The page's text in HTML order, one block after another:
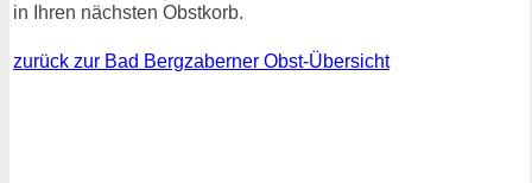
in Ihren nächsten Obstkorb.
zurück zur Bad Bergzaberner Obst-Übersicht